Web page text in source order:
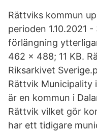
Rättviks kommun
perioden 1.10.2021
förlängning
462 × 488; 11 KB.
Riksarkivet
Rättvik Municipality
är en kommun i
Rättvik vilket gör
har ett tidigare